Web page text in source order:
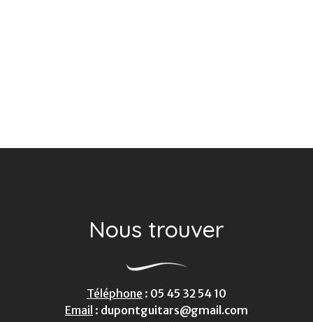
Nous trouver
Téléphone : 05 45 32 54 10
Email : dupontguitars@gmail.com